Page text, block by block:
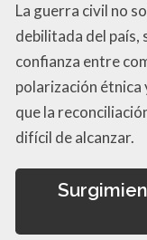
La guerra civil no
debilitada del país,
confianza entre
polarización étnica
que la
difícil de alcanzar.